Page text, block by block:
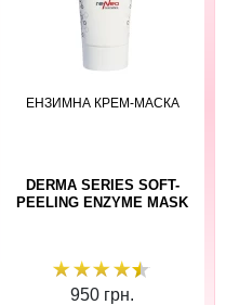
ЕНЗИМНА КРЕМ-МАСКА
DERMA SERIES SOFT-
PEELING ENZYME MASK
950 грн.